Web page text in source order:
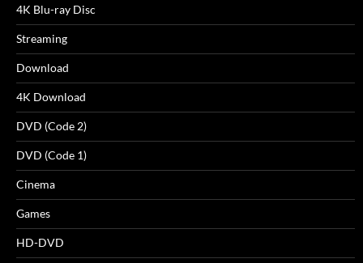
4K Blu-ray Disc
Streaming
Download
4K Download
DVD (Code 2)
DVD (Code 1)
Cinema
Games
HD-DVD